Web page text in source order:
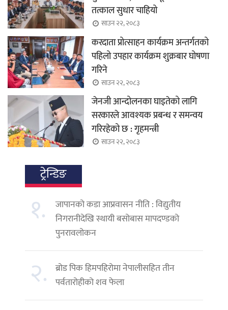
तत्काल सुधार चाहियो
साउन २२, २०८३
करदाता प्रोत्साहन कार्यक्रम अन्तर्गतको
पहिलो उपहार कार्यक्रम शुक्रबार घोषणा
गरिने
साउन २२, २०८३
जेनजी आन्दोलनका घाइतेको लागि
सरकारले आवश्यक प्रबन्ध र समन्वय
गरिरहेको छ : गृहमन्त्री
साउन २२, २०८३
ट्रेन्डिङ
१.
जापानको कडा आप्रवासन नीति : विद्युतीय
निगरानीदेखि स्थायी बसोबास मापदण्डको
पुनरावलोकन
२. ब्रोड पिक हिमपहिरोमा नेपालीसहित तीन
पर्वतारोहीको शव फेला